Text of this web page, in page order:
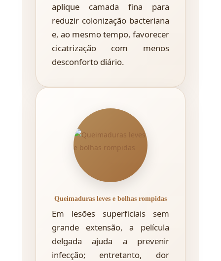
aplique camada fina para
reduzir colonização bacteriana
e, ao mesmo tempo, favorecer
cicatrização com menos
desconforto diário.
Queimaduras leves e bolhas rompidas
Em lesões superficiais sem
grande extensão, a película
delgada ajuda a prevenir
infecção; entretanto, dor